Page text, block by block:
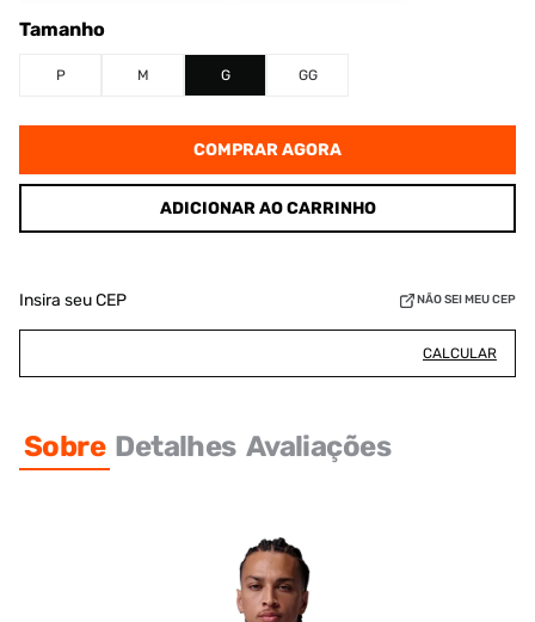
Tamanho
P M G GG
COMPRAR AGORA
ADICIONAR AO CARRINHO
Insira seu CEP NÃO SEI MEU CEP
CALCULAR
Sobre Detalhes Avaliações